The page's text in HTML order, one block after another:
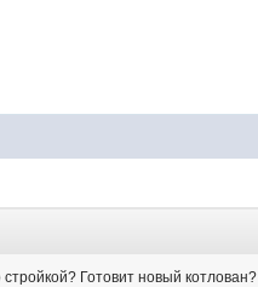
Готовит новый котлован?